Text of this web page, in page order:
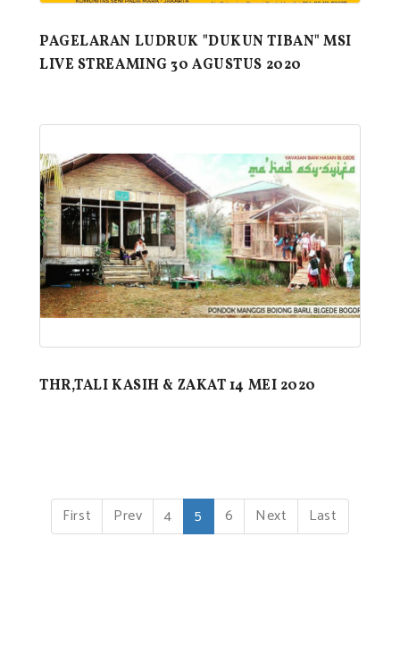
PAGELARAN LUDRUK "DUKUN TIBAN" MSI
LIVE STREAMING 30 AGUSTUS 2020
THR,TALI KASIH & ZAKAT 14 MEI 2020
First Prev 4 5
c
6 Next Last